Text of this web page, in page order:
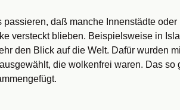
passieren, daß manche Innenstädte
versteckt blieben. Beispielsweise in
den Blick auf die Welt. Dafür wurden
die wolkenfrei waren. Das